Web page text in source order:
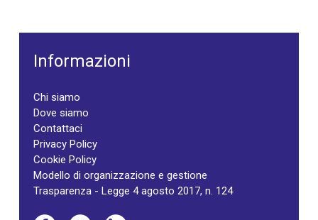
Informazioni
Chi siamo
Dove siamo
Contattaci
Privacy Policy
Cookie Policy
Modello di organizzazione e gestione
Trasparenza - Legge 4 agosto 2017, n. 124